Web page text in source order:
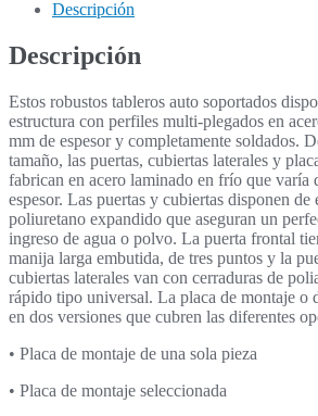
Beaucoup
cantidad
Descripción
Descripción
Estos robustos tableros auto soportados
estructura con perfiles multi-plegados en
mm de espesor y completamente soldados.
tamaño, las puertas, cubiertas laterales y
fabrican en acero laminado en frío que varía
espesor. Las puertas y cubiertas disponen de
poliuretano expandido que aseguran un
ingreso de agua o polvo. La puerta frontal
manija larga embutida, de tres puntos y la
cubiertas laterales van con cerraduras de
rápido tipo universal. La placa de montaje o
en dos versiones que cubren las diferentes
• Placa de montaje de una sola pieza
• Placa de montaje seleccionada